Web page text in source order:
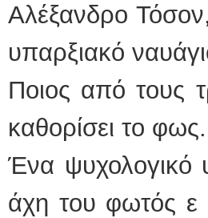
Αλέξανδρο
υπαρξιακό
Ποιος από τους
καθορίσει το φως.
Ένα ψυχολογικό
άχη του φωτός ε